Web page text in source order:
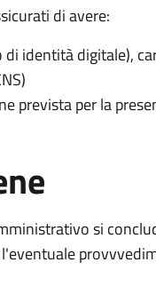
di avere:
di identità digitale),
prevista per la
si